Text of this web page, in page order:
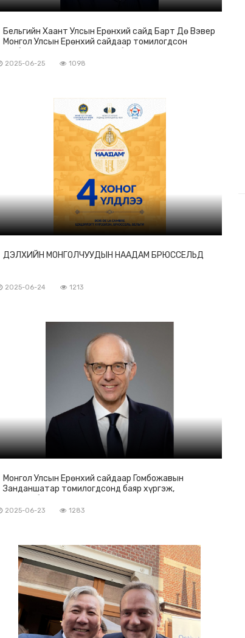
Бельгийн Хаант Улсын Ерөнхий сайд Барт Дө Вэвер
Монгол Улсын Ерөнхий сайдаар томилогдсон
ирүүлэв.
2025-06-25 1098
ДЭЛХИЙН МОНГОЛЧУУДЫН НААДАМ БРЮССЕЛЬД
2025-06-24 1213
Монгол Улсын Ерөнхий сайдаар Гомбожавын
Занданшатар томилогдсонд баяр хүргэж,
Фриденээс захидал ирүүлэв
2025-06-23 1283